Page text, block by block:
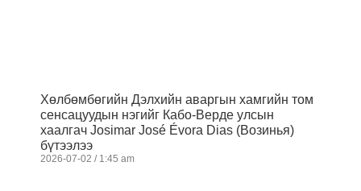
Хөлбөмбөгийн Дэлхийн аваргын хамгийн том
сенсацуудын нэгийг Кабо-Верде улсын
хаалгач Josimar José Évora Dias (Возинья)
бүтээлээ
2026-07-02 1:45 am